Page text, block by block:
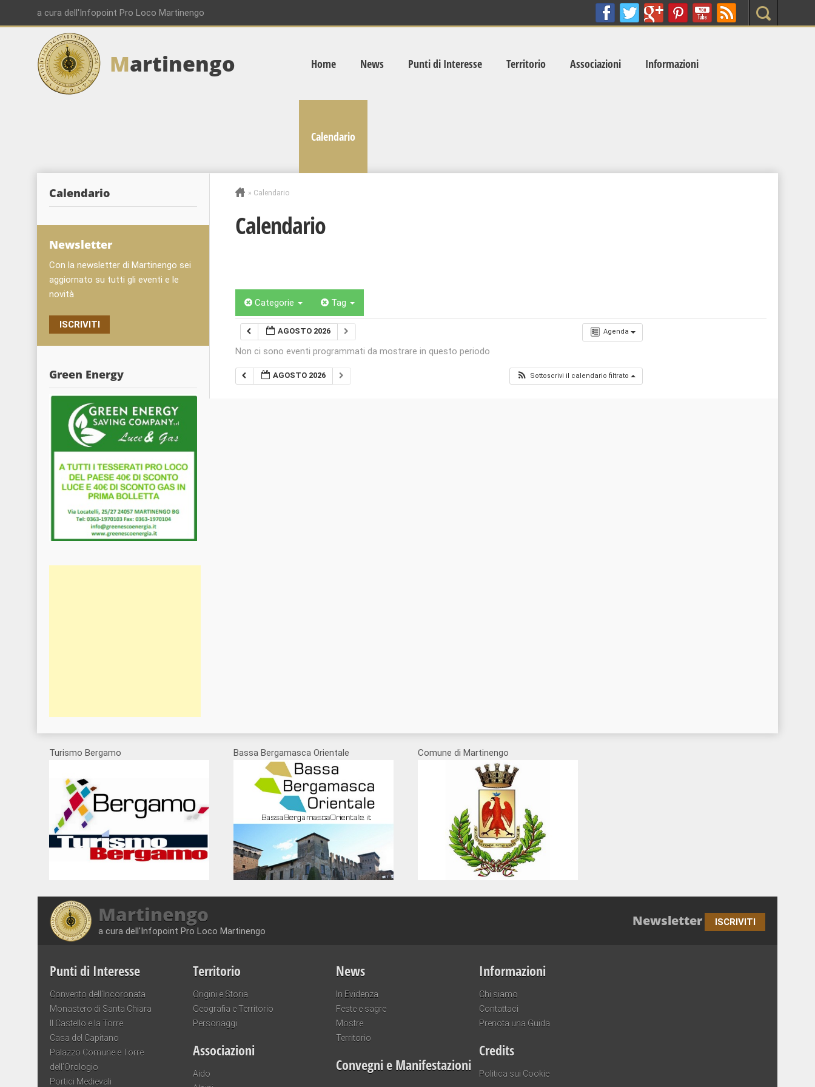
a cura dell'Infopoint Pro Loco Martinengo Search
Martinengo Home News Punti di Interesse Territorio Associazioni Informazioni
Calendario
» Calendario
Calendario
Categorie Tag
Agenda
AGOSTO 2026
Non ci sono eventi programmati da mostrare in questo periodo
AGOSTO 2026 Sottoscrivi il calendario filtrato
Calendario
Newsletter
Con la newsletter di Martinengo sei
aggiornato su tutti gli eventi e le
novità
ISCRIVITI
Green Energy
Turismo Bergamo Bassa Bergamasca Orientale Comune di Martinengo
Martinengo
a cura dell'Infopoint Pro Loco Martinengo
Newsletter ISCRIVITI
Punti di Interesse
Convento dell’Incoronata
Monastero di Santa Chiara
Il Castello e la Torre
Casa del Capitano
Palazzo Comune e Torre
dell’Orologio
Portici Medievali
Territorio
Origini e Storia
Geografia e Territorio
Personaggi
Associazioni
Aido
News
In Evidenza
Feste e sagre
Mostre
Territorio
Convegni e Manifestazioni
Informazioni
Chi siamo
Contattaci
Prenota una Guida
Credits
Politica sui Cookie